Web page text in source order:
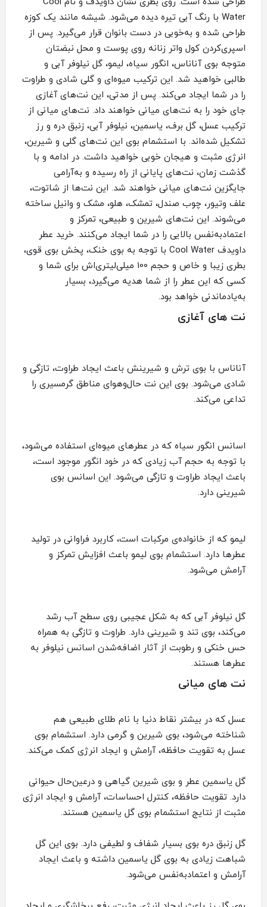
Water با رنگ آبی تیره دیده می‌شود. شیشه مانند یک کوزه
طراحی شده و به‌خوبی در دست بانوان قرار می‌گیرد. پس از
اسپری‌کردن کول واتر زنانه روی پوست و محل نبضتان
متوجه بوی آناناس، انگور سیاه، لیمو، گل نیلوفر آبی و
طالبی خواهید شد. این ترکیب میوه‌ای و گلی شادی و طراوت
را در شما ایجاد می‌کند. پس از مدتی، این نت‌های آغازی
جای خود را به نت‌های میانی خواهند داد. نت‌های میانی از
ترکیب عسل، گل برف، یاسمین، نیلوفر آبی، زنبق دره و رز
تشکیل شده‌اند. با استشمام بوی این نت‌های گلی و شیرین،
انرژی مثبت و هیجان خوبی خواهید داشت. در ادامه و با
گذشت زمان، نت‌های پایانی از راه رسیده و به‌آرامی
جایگزین نت‌های میانی خواهند شد. این نت‌ها از شاتوت،
علف وتیور، چوب صندل، تمشک، هلو، مشک و وانیل ساخته
می‌شوند. این نت‌های شیرین و طبیعی، تمرکز و
اعتمادبه‌نفس بالایی را در شما ایجاد می‌کنند. خرید عطر
داویدف Cool Water با توجه به بوی خنک، پخش بوی قوی،
بطری زیبا و خاص و حجم 100 میلی‌لیتری‌اش برای شما و
کسی که این عطر را از شما هدیه می‌گیرد، بسیار
به‌یادماندنی خواهد بود.
نت های آغازی
آناناس با بوی ترش و شیرینش باعث ایجاد طراوت، تازگی و
شادی می‌شود. بوی این نت‌ حال‌وهوای مناطق گرمسیری را
تداعی می‌کند.
اسانس انگور سیاه که در عطرهای میوه‌ای استفاده می‌شود،
با توجه به حجم آب زیادی که در خود انگور موجود است،
باعث ایجاد طراوت و تازگی می‌شود. این اسانس بوی
شیرینی دارد.
لیمو که از خانواده‌ی مرکبات است، کاربرد فراوانی در تولید
عطرها دارد. استشمام بوی لیمو باعث افزایش تمرکز و
آرامش می‌شود.
گل نیلوفر آبی که به شکل عجیبی روی سطح آب رشد
می‌کند، بوی تند و شیرینی دارد. طراوت و تازگی به همراه
حس خنکی و رطوبت از آثار اضافه‌شدن اسانس نیلوفر به
عطرها هستند.
نت های میانی
عسل که در بیشتر نقاط دنیا با نام طلای طبیعی هم
شناخته می‌شود، بوی شیرین و گرمی دارد. استشمام بوی
عسل به تقویت حافظه، آرامش و ایجاد انرژی کمک می‌کند.
گل یاسمین عطر و بوی شیرین گیاهی و درعین‌حال حیوانی
دارد. تقویت حافظه، کنترل احساسات، آرامش و ایجاد انرژی
مثبت از نتایج استشمام بوی گل یاسمین هستند.
گل زنبق دره بوی بسیار شفاف و لطیفی دارد. بوی این گل
شباهت زیادی به بوی گل یاسمین داشته و باعث ایجاد
آرامش و اعتمادبه‌نفس می‌شود.